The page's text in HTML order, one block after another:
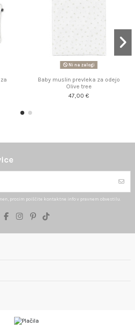
Ni na zalogi
Baby muslin prevleka za odejo
Olive tree
47,00 €
prosim poiščite kontaktne info v pravnem obvestilu.